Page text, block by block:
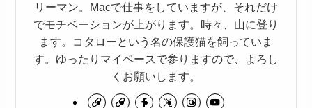
リーマン。Macで仕事をしていますが、それだけ
でモチベーションが上がります。時々、山に登り
ます。コタローという名の保護猫を飼っていま
す。ゆったりマイペースで参りますので、よろし
くお願いします。